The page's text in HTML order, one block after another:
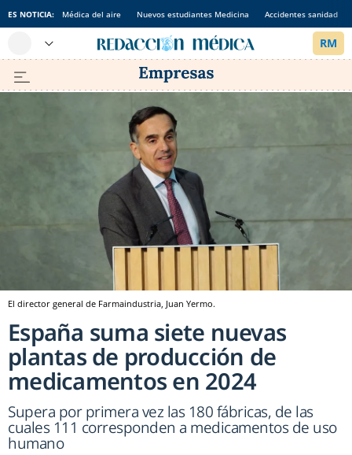
ES NOTICIA: Médica del aire Nuevos estudiantes Medicina Accidentes sanidad
El director general de Farmaindustria, Juan Yermo.
España suma siete nuevas
plantas de producción de
medicamentos en 2024
Supera por primera vez las 180 fábricas, de las
cuales 111 corresponden a medicamentos de uso
humano